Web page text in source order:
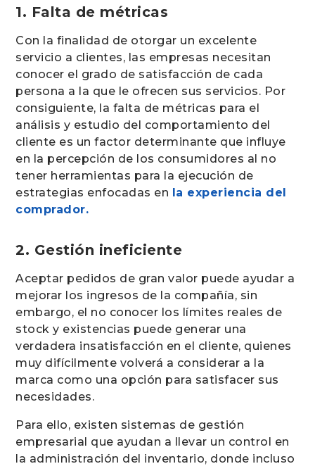
1. Falta de métricas
Con la finalidad de otorgar un excelente
servicio a clientes, las empresas necesitan
conocer el grado de satisfacción de cada
persona a la que le ofrecen sus servicios. Por
consiguiente, la falta de métricas para el
análisis y estudio del comportamiento del
cliente es un factor determinante que influye
en la percepción de los consumidores al no
tener herramientas para la ejecución de
estrategias enfocadas en la experiencia del
comprador.
2. Gestión ineficiente
Aceptar pedidos de gran valor puede ayudar a
mejorar los ingresos de la compañía, sin
embargo, el no conocer los límites reales de
stock y existencias puede generar una
verdadera insatisfacción en el cliente, quienes
muy difícilmente volverá a considerar a la
marca como una opción para satisfacer sus
necesidades.
Para ello, existen sistemas de gestión
empresarial que ayudan a llevar un control en
la administración del inventario, donde incluso